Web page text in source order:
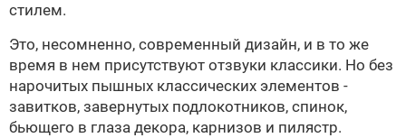
стилем.
Это, несомненно, современный дизайн, и в то же
время в нем присутствуют отзвуки классики. Но без
нарочитых пышных классических элементов -
завитков, завернутых подлокотников, спинок,
бьющего в глаза декора, карнизов и пилястр.